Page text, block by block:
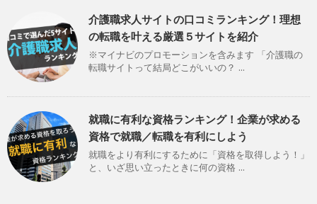
介護職求人サイトの口コミランキング！理想
の転職を叶える厳選５サイトを紹介
※マイナビのプロモーションを含みます 「介護職の
転職サイトって結局どこがいいの？ ...
就職に有利な資格ランキング！企業が求める
資格で就職／転職を有利にしよう
就職をより有利にするために「資格を取得しよう！」
と、いざ思い立ったときに何の資格 ...